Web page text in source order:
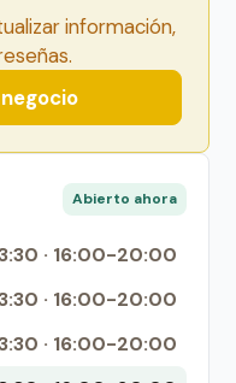
información,
Abierto ahora
· 16:00-20:00
· 16:00-20:00
· 16:00-20:00